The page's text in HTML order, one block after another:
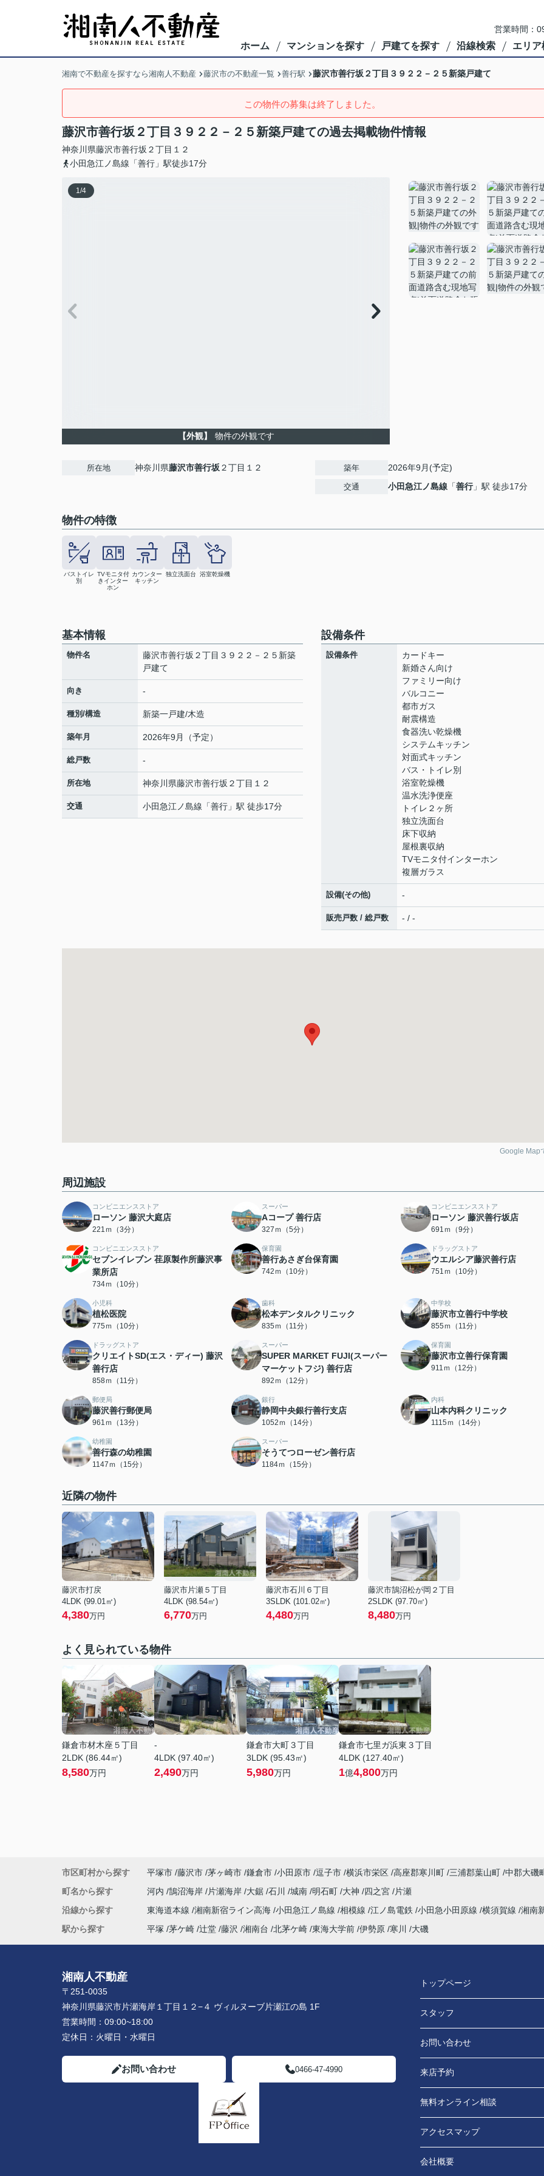
営業時間：
ホーム マンションを探す 戸建てを探す 沿線検索 エリア
湘南で不動産を探すなら湘南人不動産 藤沢市の不動産一覧 善行駅 藤沢市善行坂２丁目３９２２－２５新築戸建て
この物件の募集は終了しました。
藤沢市善行坂２丁目３９２２－２５新築戸建ての過去掲載物件情報
神奈川県藤沢市善行坂 ２丁目１２
小田急江ノ島線「善行」駅徒歩17分
1/4
【外観】 物件の外観です
所在地 神奈川県藤沢市善行坂 ２丁目１２ 築年 2026年9月(予定)
交通 小田急江ノ島線 「善行」駅 徒歩17分
物件の特徴
バストイレ
別
TVモニタ付
きインター
ホン
カウンター
キッチン
独立洗面台 浴室乾燥機
基本情報
物件名
藤沢市善行坂２丁目３９２２－２５新築
戸建て
向き -
種別/構造 新築一戸建/木造
築年月 2026年9月（予定）
総戸数 -
所在地 神奈川県藤沢市善行坂 ２丁目１２
交通 小田急江ノ島線 「善行 」駅 徒歩17分
設備条件
設備条件
カードキー
新婚さん向け
ファミリー向け
バルコニー
都市ガス
耐震構造
食器洗い乾燥機
システムキッチン
対面式キッチン
バス・トイレ別
浴室乾燥機
温水洗浄便座
トイレ２ヶ所
独立洗面台
床下収納
屋根裏収納
TVモニタ付インターホン
複層ガラス
設備(その他) -
販売戸数 / 総戸数 - / -
Google Map
周辺施設
コンビニエンスストア
ローソン 藤沢大庭店
221ｍ（3分）
スーパー
Aコープ 善行店
327ｍ（5分）
コンビニエンスストア
ローソン 藤沢善行坂店
691ｍ（9分）
コンビニエンスストア
セブンイレブン 荏原製作所藤沢事
業所店
734ｍ（10分）
保育園
善行あさぎ台保育園
742ｍ（10分）
ドラッグストア
ウエルシア藤沢善行店
751ｍ（10分）
小児科
植松医院
775ｍ（10分）
歯科
松本デンタルクリニック
835ｍ（11分）
中学校
藤沢市立善行中学校
855ｍ（11分）
ドラッグストア
クリエイトSD(エス・ディー) 藤沢
善行店
858ｍ（11分）
スーパー
SUPER MARKET FUJI(スーパー
マーケットフジ) 善行店
892ｍ（12分）
保育園
藤沢市立善行保育園
911ｍ（12分）
郵便局
藤沢善行郵便局
961ｍ（13分）
銀行
静岡中央銀行善行支店
1052ｍ（14分）
内科
山本内科クリニック
1115ｍ（14分）
幼稚園
善行森の幼稚園
1147ｍ（15分）
スーパー
そうてつローゼン善行店
1184ｍ（15分）
近隣の物件
藤沢市打戻
4LDK (99.01㎡)
4,380万円
藤沢市片瀬５丁目
4LDK (98.54㎡)
6,770万円
藤沢市石川６丁目
3SLDK (101.02㎡)
4,480万円
藤沢市鵠沼松が岡２丁目
2SLDK (97.70㎡)
8,480万円
よく見られている物件
鎌倉市材木座５丁目
2LDK (86.44㎡)
8,580万円
-
4LDK (97.40㎡)
2,490万円
鎌倉市大町３丁目
3LDK (95.43㎡)
5,980万円
鎌倉市七里ガ浜東３丁目
4LDK (127.40㎡)
1億4,800万円
市区町村から探す 平塚市 藤沢市 茅ヶ崎市 鎌倉市 小田原市 逗子市 横浜市栄区 高座郡寒川町 三浦郡葉山町 中郡大磯
町名から探す
河内 鵠沼海岸 片瀬海岸 大鋸 石川 城南 明石町 大神 四之宮
片瀬
沿線から探す
東海道本線 湘南新宿ライン高海 小田急江ノ島線 相模線 江ノ島電鉄 小田急小田原線 横須賀線 湘南
駅から探す
平塚 茅ケ崎 辻堂 藤沢 湘南台 北茅ケ崎 東海大学前 伊勢原 寒川 大磯
湘南人不動産
〒251-0035
神奈川県藤沢市片瀬海岸１丁目１２−４ ヴィルヌーブ片瀬江の島 1F
営業時間： 09:00~18:00
定休日： 火曜日・水曜日
お問い合わせ 0466-47-4990
トップページ
スタッフ
お問い合わせ
来店予約
無料オンライン相談
アクセスマップ
会社概要